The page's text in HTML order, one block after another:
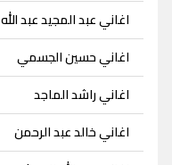
اغاني عبد المجيد عبد الله
اغاني حسين الجسمي
اغاني راشد الماجد
اغاني خالد عبد الرحمن